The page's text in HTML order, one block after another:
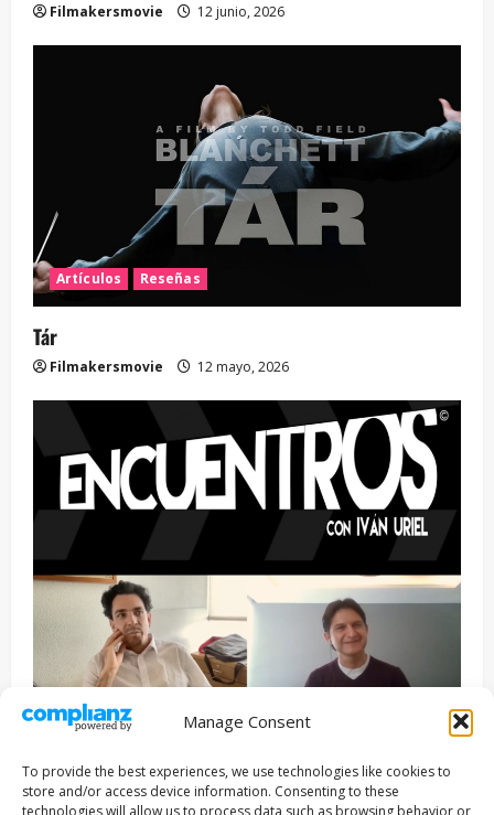
Manage Consent
To provide the best experiences, we use technologies like cookies to
store and/or access device information. Consenting to these
technologies will allow us to process data such as browsing behavior or
Filmakersmovie 12 junio, 2026
Artículos Reseñas
Tár
Filmakersmovie 12 mayo, 2026
Entrevista Series
ENCUENTROS CON IVÁN URIEL T3E22: JUAN PATRICIO